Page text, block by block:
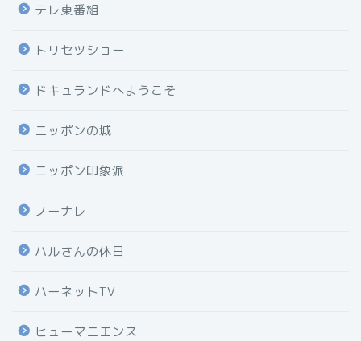
テレ東番組
トリセツショー
ドキュランドへようこそ
ニッポンの城
ニッポン印象派
ノーナレ
ハルさんの休日
ハーネットTV
ヒューマニエンス